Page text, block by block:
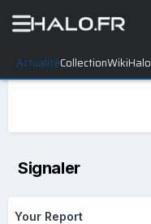
ActualitéCollectionWikiHalo
Signaler
Your Report